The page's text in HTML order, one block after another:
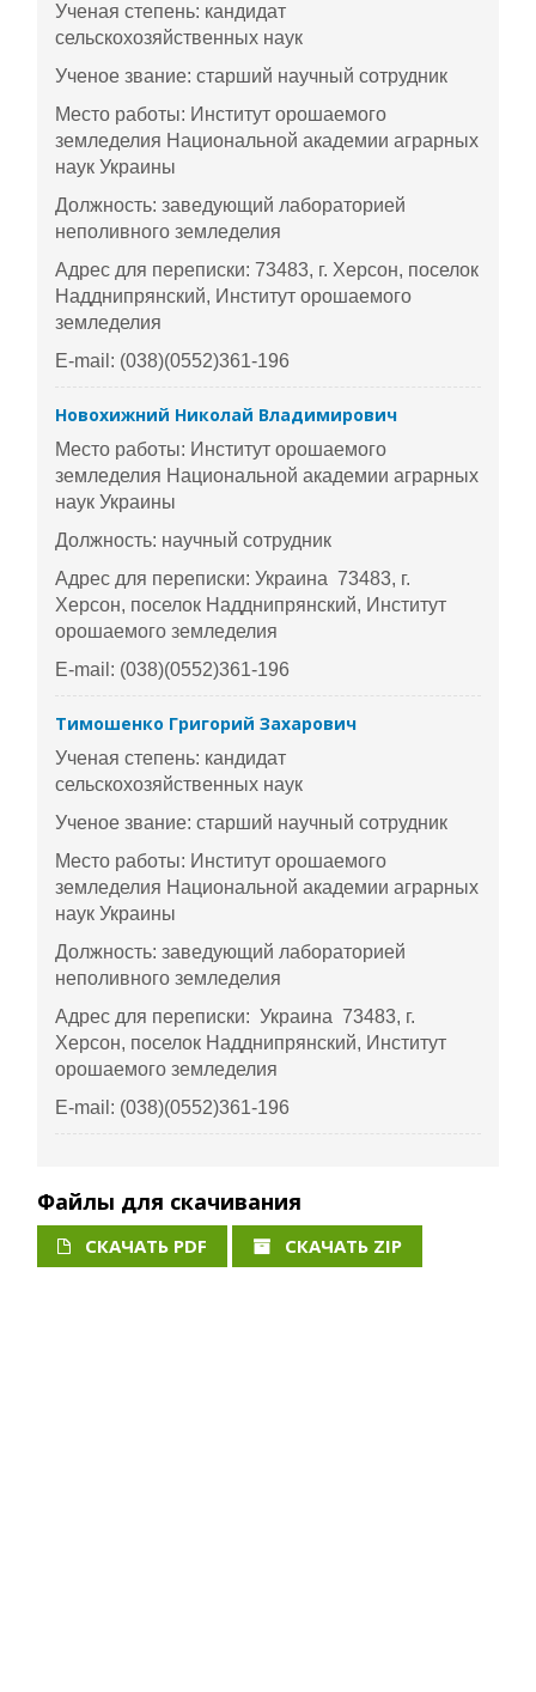
Ученая степень: кандидат
сельскохозяйственных наук
Ученое звание: старший научный сотрудник
Место работы: Институт орошаемого
земледелия Национальной академии аграрных
наук Украины
Должность: заведующий лабораторией
неполивного земледелия
Адрес для переписки: 73483, г. Херсон, поселок
Надднипрянский, Институт орошаемого
земледелия
E-mail: (038)(0552)361-196
Новохижний Николай Владимирович
Место работы: Институт орошаемого
земледелия Национальной академии аграрных
наук Украины
Должность: научный сотрудник
Адрес для переписки: Украина 73483, г.
Херсон, поселок Надднипрянский, Институт
орошаемого земледелия
E-mail: (038)(0552)361-196
Тимошенко Григорий Захарович
Ученая степень: кандидат
сельскохозяйственных наук
Ученое звание: старший научный сотрудник
Место работы: Институт орошаемого
земледелия Национальной академии аграрных
наук Украины
Должность: заведующий лабораторией
неполивного земледелия
Адрес для переписки: Украина 73483, г.
Херсон, поселок Надднипрянский, Институт
орошаемого земледелия
E-mail: (038)(0552)361-196
Файлы для скачивания
СКАЧАТЬ PDF СКАЧАТЬ ZIP